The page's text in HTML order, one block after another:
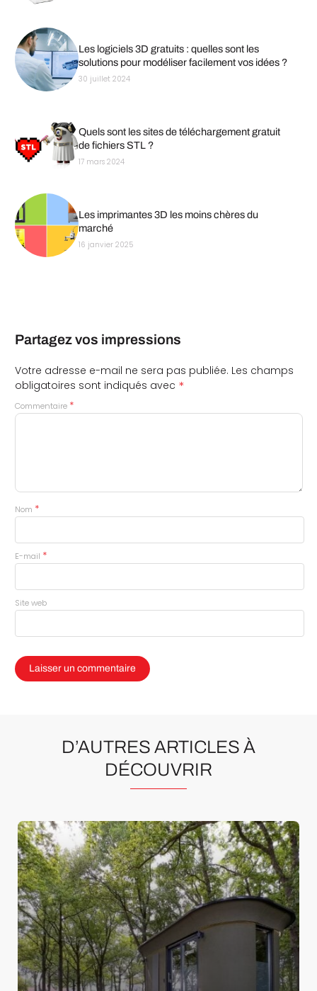
Les logiciels 3D gratuits : quelles sont les
solutions pour modéliser facilement vos idées ?
30 juillet 2024
Quels sont les sites de téléchargement gratuit
de fichiers STL ?
17 mars 2024
Les imprimantes 3D les moins chères du
marché
16 janvier 2025
Partagez vos impressions
Votre adresse e-mail ne sera pas publiée. Les champs
obligatoires sont indiqués avec *
Commentaire *
Nom *
E-mail *
Site web
D’AUTRES ARTICLES À
DÉCOUVRIR